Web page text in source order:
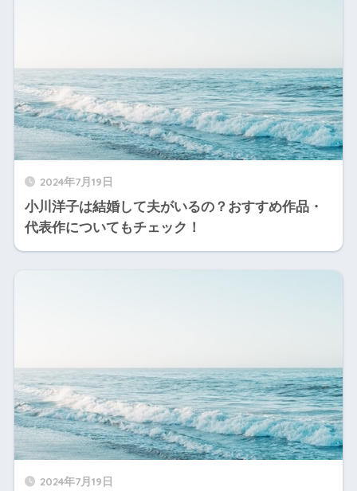
2024年7月19日
小川洋子は結婚して夫がいるの？おすすめ作品・
代表作についてもチェック！
2024年7月19日